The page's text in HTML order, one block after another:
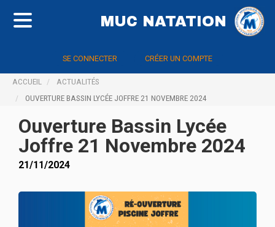
MUC NATATION
SE CONNECTER CRÉER UN COMPTE
ACCUEIL
ACTUALITÉS
OUVERTURE BASSIN LYCÉE JOFFRE 21 NOVEMBRE 2024
Ouverture Bassin Lycée
Joffre 21 Novembre 2024
21/11/2024